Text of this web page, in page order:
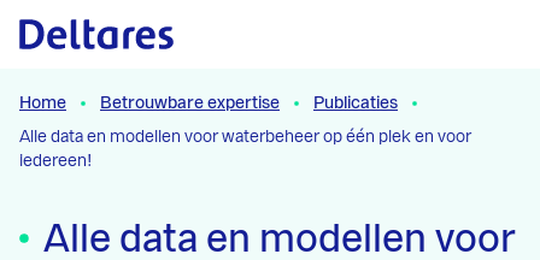
Naar hoofdcontent
Home Betrouwbare expertise
Publicaties
Alle data en modellen voor waterbeheer op één plek en voor
iedereen!
Alle data en modellen voor